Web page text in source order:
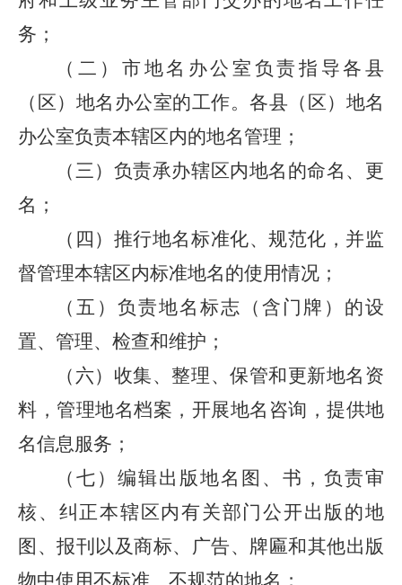
务；
（二）市地名办公室负责指导各县
（区）地名办公室的工作。各县（区）地名
办公室负责本辖区内的地名管理；
（三）负责承办辖区内地名的命名、更
名；
（四）推行地名标准化、规范化，并监
督管理本辖区内标准地名的使用情况；
（五）负责地名标志（含门牌）的设
置、管理、检查和维护；
（六）收集、整理、保管和更新地名资
料，管理地名档案，开展地名咨询，提供地
名信息服务；
（七）编辑出版地名图、书，负责审
核、纠正本辖区内有关部门公开出版的地
图、报刊以及商标、广告、牌匾和其他出版
物中使用不标准、不规范的地名；